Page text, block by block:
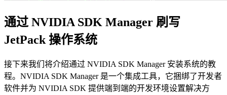
通过 NVIDIA SDK Manager 刷写
JetPack 操作系统
接下来我们将介绍通过 NVIDIA SDK Manager 安装系统的教
程。NVIDIA SDK Manager 是一个集成工具，它捆绑了开发者
软件并为 NVIDIA SDK 提供端到端的开发环境设置解决方